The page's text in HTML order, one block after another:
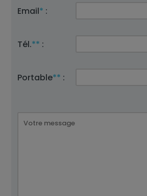
Email* :
Tél.** :
Portable** :